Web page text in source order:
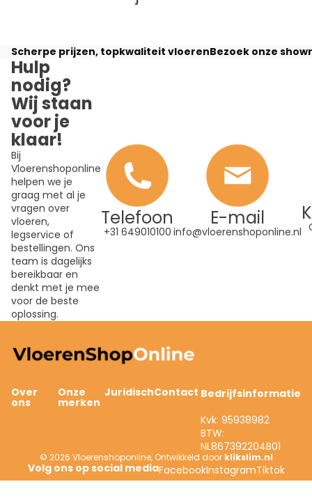
Scherpe prijzen, topkwaliteit vloerenBezoek onze
Hulp
nodig?
Wij staan
voor je
klaar!
Bij
Vloerenshoponline
helpen we je
graag met al je
vragen over
vloeren,
legservice of
bestellingen. Ons
team is dagelijks
bereikbaar en
denkt met je mee
voor de beste
oplossing.
Telefoon
+31 649010100
E-mail
info@vloerenshoponline.nl
Over
ons
Onze
merken
JuridischContact Bedrijfsinformatie
Kvk: 95938982
BTW:
NL867392204B01
© 2026 Vloerenshoponline, Ontwikkeld door klikslim.nl
FacebookInstagramTiktok